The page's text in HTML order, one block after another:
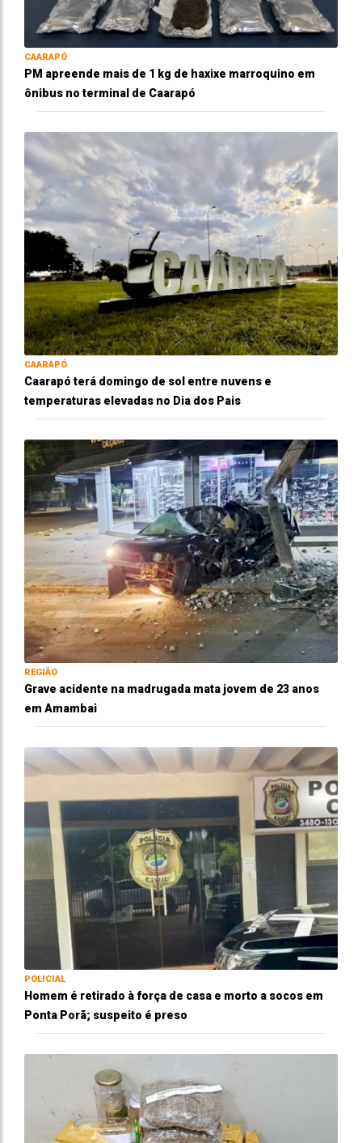
CAARAPÓ
PM apreende mais de 1 kg de haxixe marroquino em
ônibus no terminal de Caarapó
CAARAPÓ
Caarapó terá domingo de sol entre nuvens e
temperaturas elevadas no Dia dos Pais
REGIÃO
Grave acidente na madrugada mata jovem de 23 anos
em Amambai
POLICIAL
Homem é retirado à força de casa e morto a socos em
Ponta Porã; suspeito é preso